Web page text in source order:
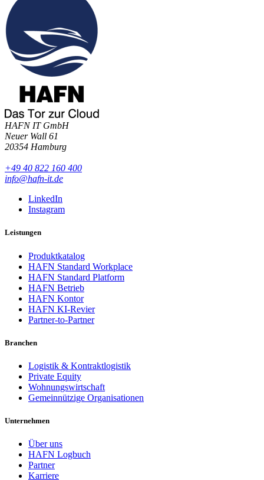
HAFN IT GmbH
Neuer Wall 61
20354 Hamburg
+49 40 822 160 400
info@hafn-it.de
LinkedIn
Instagram
Leistungen
Produktkatalog
HAFN Standard Workplace
HAFN Standard Platform
HAFN Betrieb
HAFN Kontor
HAFN KI-Revier
Partner-to-Partner
Branchen
Logistik & Kontraktlogistik
Private Equity
Wohnungswirtschaft
Gemeinnützige Organisationen
Unternehmen
Über uns
HAFN Logbuch
Partner
Karriere